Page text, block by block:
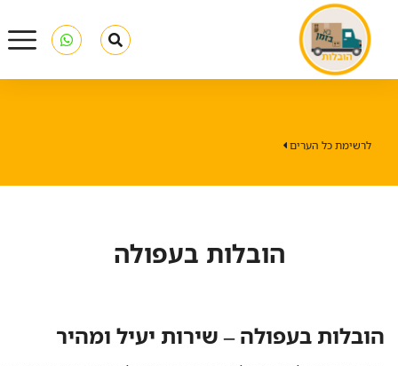
לרשימת כל הערים
הובלות בעפולה
הובלות בעפולה – שירות יעיל ומהיר